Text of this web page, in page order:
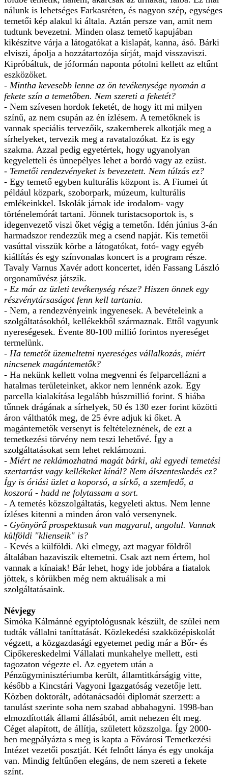
nálunk is lehetséges Farkasréten, és nagyon szép, egységes
temetői kép alakul ki általa. Aztán persze van, amit nem
tudtunk bevezetni. Minden olasz temető kapujában
kikészítve várja a látogatókat a kislapát, kanna, ásó. Bárki
elviszi, ápolja a hozzátartozója sírját, majd visszaviszi.
Kipróbáltuk, de jóformán naponta pótolni kellett az eltűnt
eszközöket.
- Mintha kevesebb lenne az ön tevékenysége nyomán a
fekete szín a temetőben. Nem szereti a feketét?
- Nem szívesen hordok feketét, de hogy itt mi milyen
színű, az nem csupán az én ízlésem. A temetőknek is
vannak speciális tervezőik, szakemberek alkotják meg a
sírhelyeket, tervezik meg a ravatalozókat. Ez is egy
szakma. Azzal pedig egyetértek, hogy ugyanolyan
kegyeletteli és ünnepélyes lehet a bordó vagy az ezüst.
- Temetői rendezvényeket is bevezetett. Nem túlzás ez?
- Egy temető egyben kulturális központ is. A Fiumei út
például közpark, szoborpark, múzeum, kulturális
emlékeinkkel. Iskolák járnak ide irodalom- vagy
történelemórát tartani. Jönnek turistacsoportok is, s
idegenvezető viszi őket végig a temetőn. Idén június 3-án
harmadszor rendezzük meg a csend napját. Kis temetői
vasúttal visszük körbe a látogatókat, fotó- vagy egyéb
kiállítás és egy színvonalas koncert is a program része.
Tavaly Varnus Xavér adott koncertet, idén Fassang László
orgonaművész játszik.
- Ez már az üzleti tevékenység része? Hiszen önnek egy
részvénytársaságot fenn kell tartania.
- Nem, a rendezvényeink ingyenesek. A bevételeink a
szolgáltatásokból, kellékekből származnak. Ettől vagyunk
nyereségesek. Évente 80-100 millió forintos nyereséget
termelünk.
- Ha temetőt üzemeltetni nyereséges vállalkozás, miért
nincsenek magántemetők?
- Ha nekünk kellett volna megvenni és felparcellázni a
hatalmas területeinket, akkor nem lennénk azok. Egy
parcella kialakítása legalább húszmillió forint. S hiába
tűnnek drágának a sírhelyek, 50 és 130 ezer forint közötti
áron válthatók meg, de 25 évre adjuk ki őket. A
magántemetők versenyt is feltételeznének, de ezt a
temetkezési törvény nem teszi lehetővé. Így a
szolgáltatásokat sem lehet reklámozni.
- Miért ne reklámozhatná magát bárki, aki egyedi temetési
szertartást vagy kellékeket kínál? Nem álszenteskedés ez?
Így is óriási üzlet a koporsó, a sírkő, a szemfedő, a
koszorú - hadd ne folytassam a sort.
- A temetés közszolgáltatás, kegyeleti aktus. Nem lenne
ízléses kitenni a minden áron való versenynek.
- Gyönyörű prospektusuk van magyarul, angolul. Vannak
külföldi "klienseik" is?
- Kevés a külföldi. Aki elmegy, azt magyar földről
általában hazaviszik eltemetni. Csak azt nem értem, hol
vannak a kínaiak! Bár lehet, hogy ide jobbára a fiatalok
jöttek, s körükben még nem aktuálisak a mi
szolgáltatásaink.
Névjegy
Simóka Kálmánné egyiptológusnak készült, de szülei nem
tudták vállalni taníttatását. Közlekedési szakközépiskolát
végzett, a közgazdasági egyetemet pedig már a Bőr- és
Cipőkereskedelmi Vállalati munkahelye mellett, esti
tagozaton végezte el. Az egyetem után a
Pénzügyminisztériumba került, államtitkárságig vitte,
később a Kincstári Vagyoni Igazgatóság vezetője lett.
Közben doktorált, adótanácsadói diplomát szerzett: a
tanulást szerinte soha nem szabad abbahagyni. 1998-ban
elmozdították állami állásából, amit nehezen élt meg.
Céget alapított, de állítja, született közszolga. Így 2000-
ben megpályázta s meg is kapta a Fővárosi Temetkezési
Intézet vezetői posztját. Két felnőtt lánya és egy unokája
van. Mindig feltűnően elegáns, de nem szereti a fekete
színt.